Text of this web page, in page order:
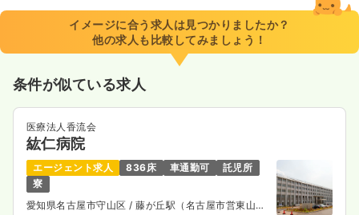
イメージに合う求人は見つかりましたか？
他の求人も比較してみましょう！
条件が似ている求人
医療法人香流会
紘仁病院
エージェント求人 836床 車通勤可
託児所
寮
愛知県名古屋市守山区 / 藤が丘駅（名古屋市営東山